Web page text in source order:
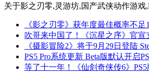
关于影之刃零,灵游坊,国产武侠动作游戏
《影之刃零》获年度最佳概率不
吹哥来中国了！《沉星之序》官宣
《摄影冒险2》将于9月29日登陆
PS5 Pro系统更新 Beta版默认开启
等了十一年！《仙剑奇侠传6》